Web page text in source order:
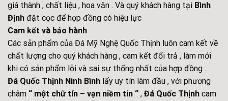
giá thành , chất liệu , hoa văn . Và quý khách hàng tại Bình
Định đặt cọc để hợp đồng có hiệu lực
Cam kết và bảo hành
Các sản phẩm của Đá Mỹ Nghệ Quốc Thịnh luôn cam kết về
chất lượng cho quý khách hàng , cam kết đổi trả , làm mới
khi có sản phẩm lỗi và sai sự thống nhất của hợp đồng .
Đá Quốc Thịnh Ninh Bình lấy uy tín làm đầu , với phương
châm “ một chữ tín – vạn niềm tin “ , Đá Quốc Thịnh cam